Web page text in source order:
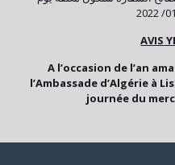
AVIS
A l’occasion de l’an
l’Ambassade d’Algérie à
journée du